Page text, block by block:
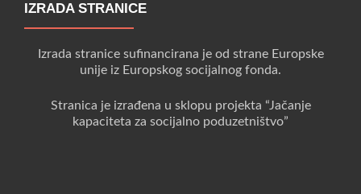
IZRADA STRANICE
Izrada stranice sufinancirana je od strane Europske
unije iz Europskog socijalnog fonda.
Stranica je izrađena u sklopu projekta “Jačanje
kapaciteta za socijalno poduzetništvo”